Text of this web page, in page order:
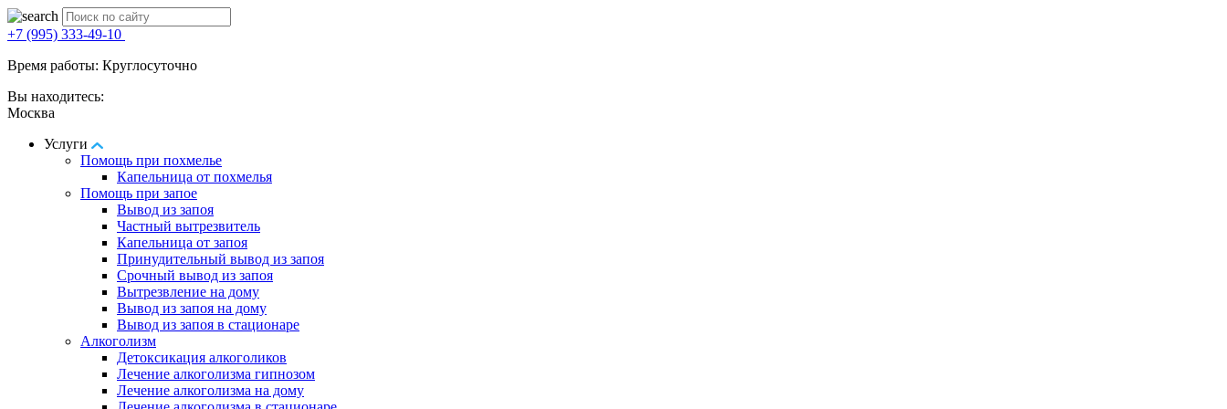
+7 (995) 333-49-10
Время работы: Круглосуточно
Вы находитесь:
Москва
Услуги
Помощь при похмелье
Капельница от похмелья
Помощь при запое
Вывод из запоя
Частный вытрезвитель
Капельница от запоя
Принудительный вывод из запоя
Срочный вывод из запоя
Вытрезвление на дому
Вывод из запоя на дому
Вывод из запоя в стационаре
Алкоголизм
Детоксикация алкоголиков
Лечение алкоголизма гипнозом
Лечение алкоголизма на дому